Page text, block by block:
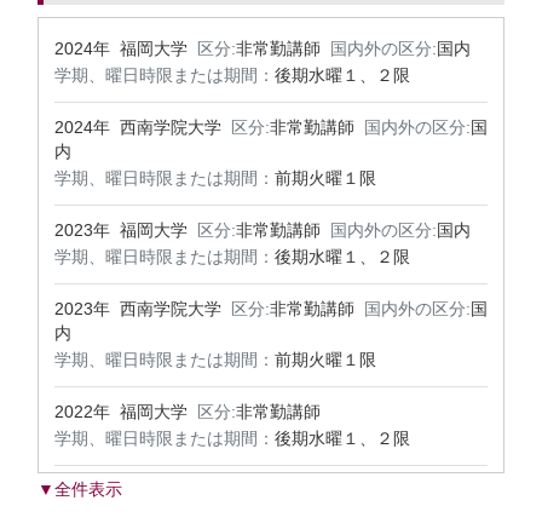
2024年 福岡大学 区分:非常勤講師 国内外の区分:国内
学期、曜日時限または期間： 後期水曜１、２限
2024年 西南学院大学 区分:非常勤講師 国内外の区分:国
内
学期、曜日時限または期間： 前期火曜１限
2023年 福岡大学 区分:非常勤講師 国内外の区分:国内
学期、曜日時限または期間： 後期水曜１、２限
2023年 西南学院大学 区分:非常勤講師 国内外の区分:国
内
学期、曜日時限または期間： 前期火曜１限
2022年 福岡大学 区分:非常勤講師
学期、曜日時限または期間： 後期水曜１、２限
▼全件表示